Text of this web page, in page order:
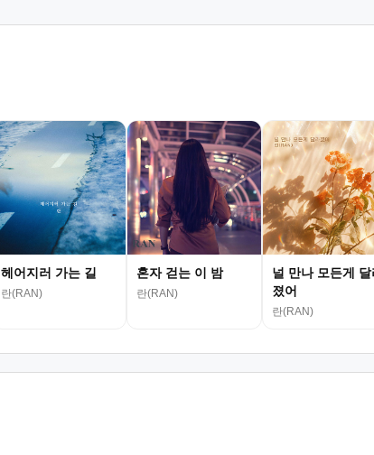
헤어지러 가는 길
란(RAN)
혼자 걷는 이 밤
란(RAN)
널 만나 모든게 달
졌어
란(RAN)